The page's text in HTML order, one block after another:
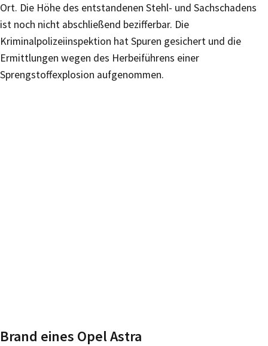
Ort. Die Höhe des entstandenen Stehl- und Sachschadens
ist noch nicht abschließend bezifferbar. Die
Kriminalpolizeiinspektion hat Spuren gesichert und die
Ermittlungen wegen des Herbeiführens einer
Sprengstoffexplosion aufgenommen.
Brand eines Opel Astra